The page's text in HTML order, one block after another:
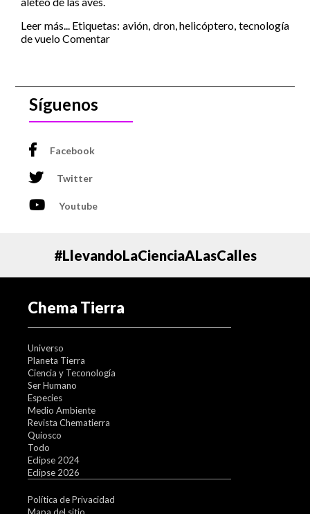
Leer más... Etiquetas:avión, dron,helicóptero,tecnología
de vueloComentar
Síguenos
Facebook
Twitter
Youtube
#LlevandoLaCienciaALasCalles
Chema Tierra
Universo
Planeta Tierra
Ciencia y Teconología
Ser Humano
Especies
Medio Ambiente
Revista Chematierra
Quiosco
Todo
Eclipse 2024
Eclipse 2026
Política de Privacidad